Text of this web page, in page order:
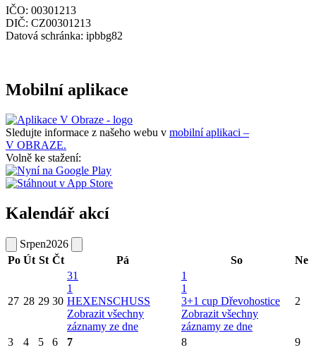
IČO: 00301213
DIČ: CZ00301213
Datová schránka: ipbbg82
Mobilní aplikace
Sledujte informace z našeho webu v mobilní aplikaci –
V OBRAZE.
Volně ke stažení:
Kalendář akcí
Srpen2026
Po Út St Čt Pá So Ne
27 28 29 30
31
1
HEXENSCHUSS
Zobrazit všechny
záznamy ze dne
1
1
3+1 cup Dřevohostice
Zobrazit všechny
záznamy ze dne
2
3 4 5 6 7 8 9